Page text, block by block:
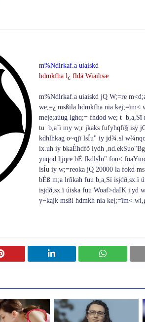
m%Ndlrkaf.a uia‌iskd
hdmkfha l¿ fldä Wia‌ihsæ
m%Ndlrkaf.a uia‌iskd jQ W;=re
we;=¿ msßila‌ hdmkfha nia‌
meje;aùug lghq;= fhdod we; t
tu b,a¨‍ï my w;r jkaks fufyhqfï§ isÿ
kdhlhkag o~qjï lsÍu" iy jd¾.sl
ix.uh iy bkaÈhdfõ iydh
yuqod l|jqre bÈ fkdlsÍu" fou<
lsÍu iy w;=reoka jQ 20000 la‌ fokd
bÈß m;a lrñkah fuu b,a,Sï isjdð,sx.ï
isjdð,sx.ï úiska fuu Woaf>daIK i|yd
y÷kajk msßi hdmkh nia‌ kej;=ïm<